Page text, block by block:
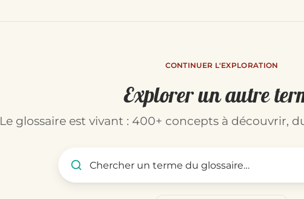
CONTINUER L'EXPLORATION
Explorer un autre
Le glossaire est vivant : 400+ concepts à découvrir,